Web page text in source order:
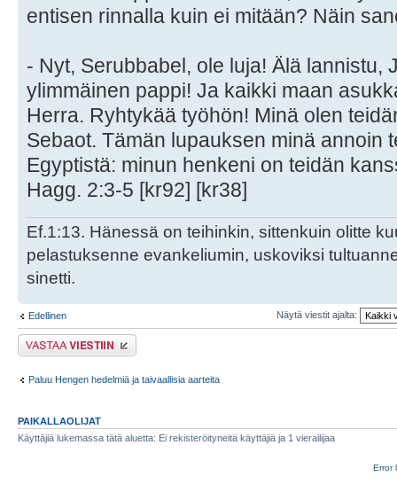
entisen rinnalla kuin ei mitään? Näin
- Nyt, Serubbabel, ole luja! Älä lannistu,
ylimmäinen pappi! Ja kaikki maan
Herra. Ryhtykää työhön! Minä olen
Sebaot. Tämän lupauksen minä annoin
Egyptistä: minun henkeni on teidän
Hagg. 2:3-5 [kr92] [kr38]
Ef.1:13. Hänessä on teihinkin, sittenkuin olitte
pelastuksenne evankeliumin, uskoviksi
sinetti.
Edellinen Näytä viestit ajalta:
Lähetä vastaus
Paluu Hengen hedelmiä ja taivaallisia aarteita
PAIKALLAOLIJAT
Käyttäjiä lukemassa tätä aluetta: Ei rekisteröityneitä käyttäjiä ja 1 vierailijaa
Error